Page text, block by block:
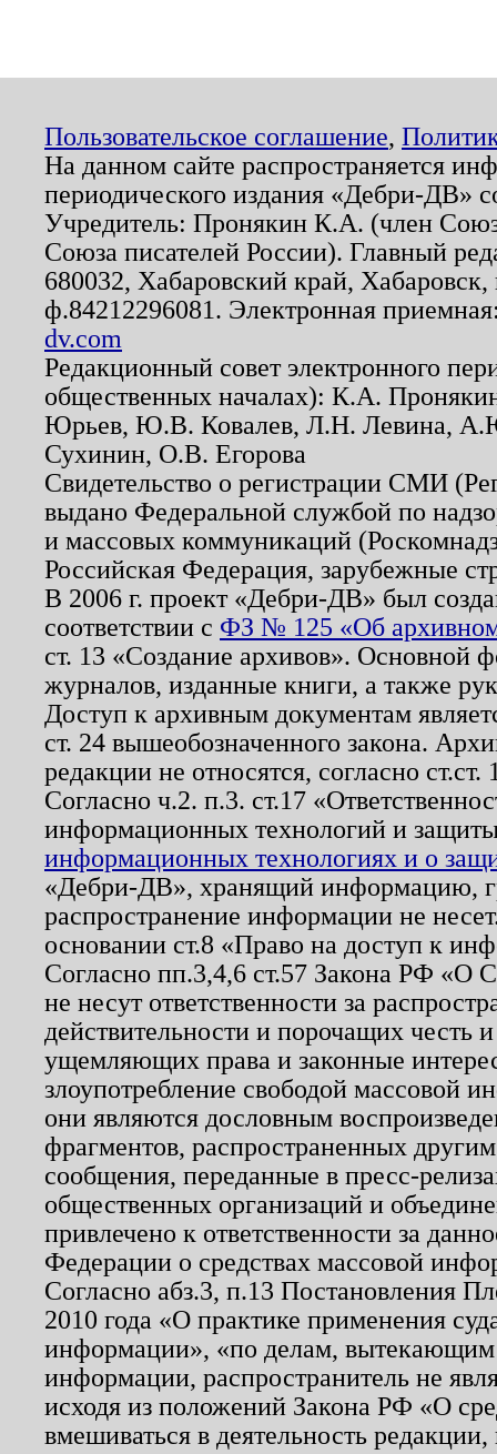
Пользовательское соглашение,
На данном сайте распространяется
периодического издания «Дебри-ДВ»
Учредитель: Пронякин К.А. (член
Союза писателей России). Главный
680032, Хабаровский край,
ф.84212296081. Электронная
dv.com
Редакционный совет электронного
общественных началах): К.А.
Юрьев, Ю.В. Ковалев, Л.Н. Левина,
Сухинин, О.В. Егорова
Свидетельство о регистрации СМИ
выдано Федеральной службой по
и массовых коммуникаций
Российская Федерация, зарубежные
В 2006 г. проект «Дебри-ДВ» был
соответствии с ФЗ № 125 «Об
ст. 13 «Создание архивов». Основной
журналов, изданные книги, а также
Доступ к архивным документам
ст. 24 вышеобозначенного закона.
редакции не относятся, согласно
Согласно ч.2. п.3. ст.17
информационных технологий и
информационных технологиях и о
«Дебри-ДВ», хранящий информацию,
распространение информации не
основании ст.8 «Право на доступ к
Согласно пп.3,4,6 ст.57 Закона РФ «О
не несут ответственности за
действительности и порочащих честь
ущемляющих права и законные
злоупотребление свободой массовой
они являются дословным
фрагментов, распространенных
сообщения, переданные в пресс-
общественных организаций и
привлечено к ответственности за
Федерации о средствах массовой
Согласно абз.3, п.13 Постановления
2010 года «О практике применения
информации», «по делам, вытекающим
информации, распространитель не
исходя из положений Закона РФ «О
вмешиваться в деятельность